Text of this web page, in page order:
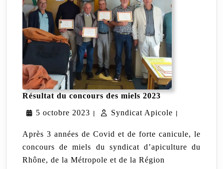
Résultat du concours des miels 2023Résultat
concours
miels
5 octobre 2023 5| Syndicat Apicole Syndicat
|
Après 3 années de Covid et de forte canicule, le
concours de miels du syndicat d’apiculture du
Rhône, de la Métropole et de la Région